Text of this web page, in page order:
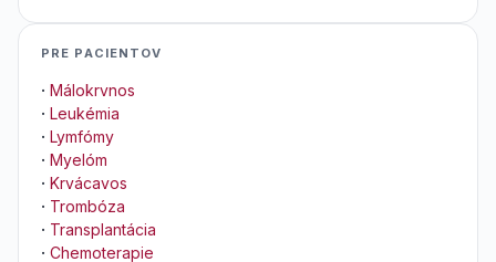
PRE PACIENTOV
· Málokrvnos
· Leukémia
· Lymfómy
· Myelóm
· Krvácavos
· Trombóza
· Transplantácia
· Chemoterapie